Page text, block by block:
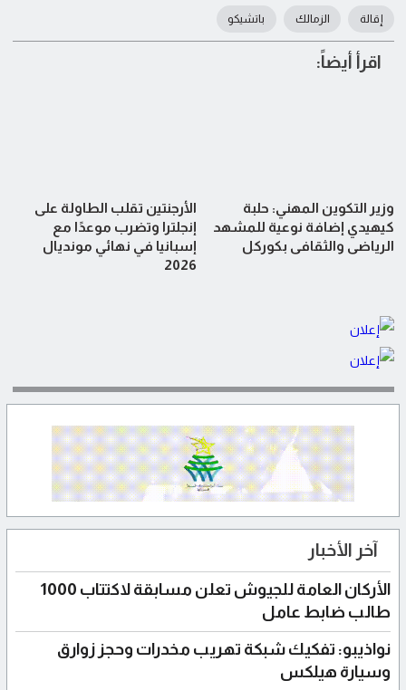
إقالة الزمالك باتشيكو
اقرأ أيضاً:
وزير التكوين المهني: حلبة
كيهيدي إضافة نوعية للمشهد
الرياضي والثقافي بكوركل
الأرجنتين تقلب الطاولة على
إنجلترا وتضرب موعدًا مع
إسبانيا في نهائي مونديال
2026
آخر الأخبار
الأركان العامة للجيوش تعلن مسابقة لاكتتاب 1000
طالب ضابط عامل
نواذيبو: تفكيك شبكة تهريب مخدرات وحجز زوارق
وسيارة هيلكس